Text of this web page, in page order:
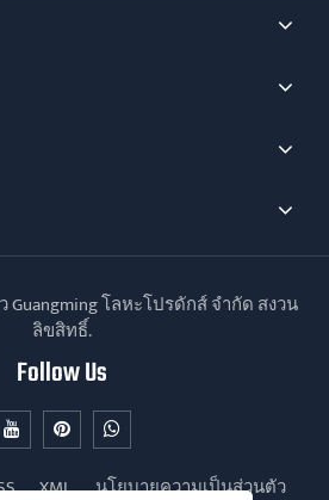
Guangming โลหะโปรดักส์ จำกัด สงวน
ลิขสิทธิ์.
Follow Us
XML นโยบายความเป็นส่วนตัว